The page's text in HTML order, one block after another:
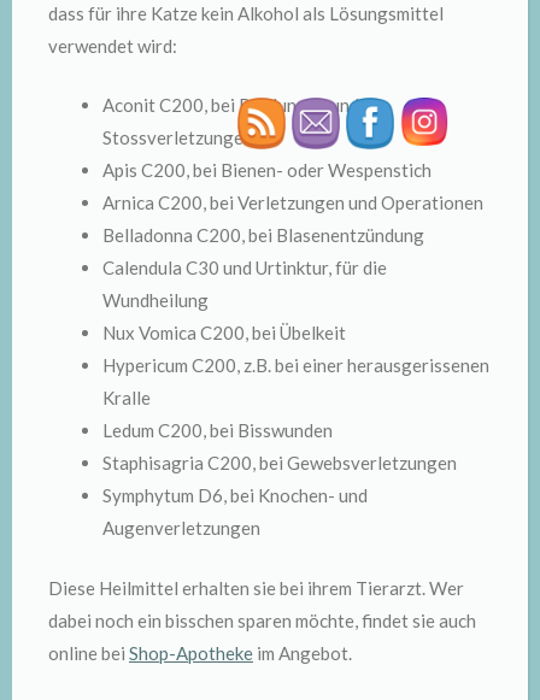
dass für ihre Katze kein Alkohol als Lösungsmittel
verwendet wird:
Aconit C200, bei Prellungen und
Stossverletzungen
Apis C200, bei Bienen- oder Wespenstich
Arnica C200, bei Verletzungen und Operationen
Belladonna C200, bei Blasenentzündung
Calendula C30 und Urtinktur, für die
Wundheilung
Nux Vomica C200, bei Übelkeit
Hypericum C200, z.B. bei einer herausgerissenen
Kralle
Ledum C200, bei Bisswunden
Staphisagria C200, bei Gewebsverletzungen
Symphytum D6, bei Knochen- und
Augenverletzungen
Diese Heilmittel erhalten sie bei ihrem Tierarzt. Wer
dabei noch ein bisschen sparen möchte, findet sie auch
online bei Shop-Apotheke im Angebot.